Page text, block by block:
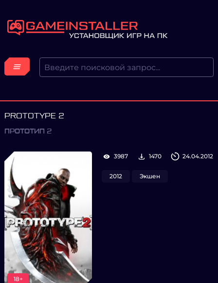
PROTOTYPE 2
ПРОТОТИП 2
18+
3987 1470 24.04.2012
2012 Экшен